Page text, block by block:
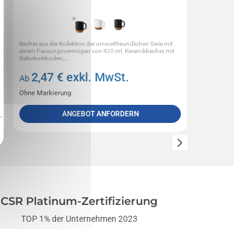
Becher aus der Kollektion der umweltfreundlichen Serie mit
einem Fassungsvermögen von 420 ml. Keramikbecher, mit
Naturkorkboden,...
Ab 2,47 € exkl. MwSt.
Ohne Markierung
ANGEBOT ANFORDERN
CSR Platinum-Zertifizierung
TOP 1% der Unternehmen 2023